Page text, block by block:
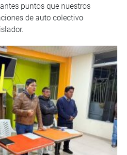
puntos que nuestros
de auto colectivo